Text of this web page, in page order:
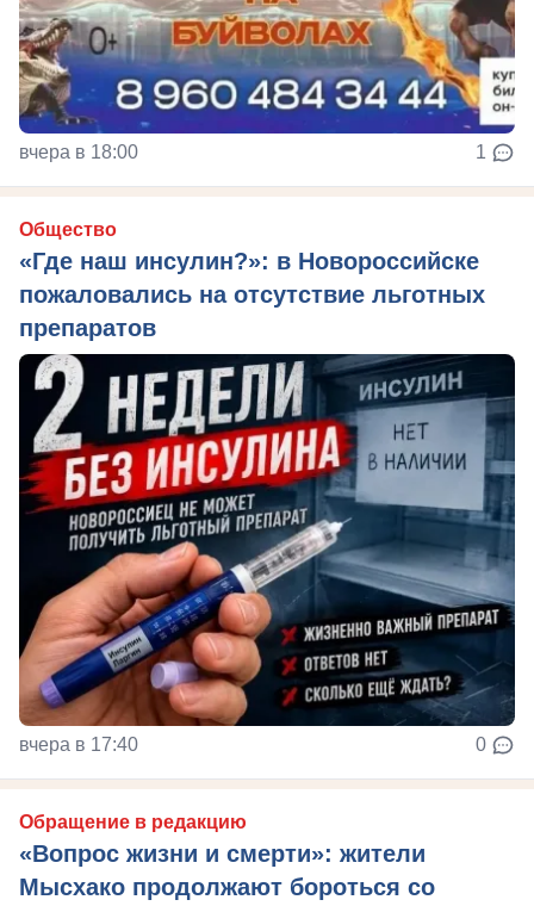
вчера в 18:00 1
Общество
«Где наш инсулин?»: в Новороссийске
пожаловались на отсутствие льготных
препаратов
вчера в 17:40 0
Обращение в редакцию
«Вопрос жизни и смерти»: жители
Мысхако продолжают бороться со